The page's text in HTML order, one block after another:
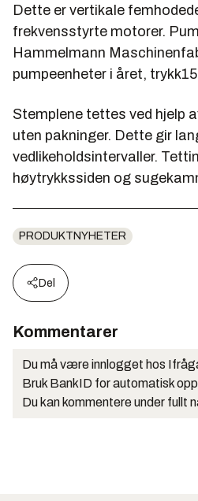
Dette er vertikale
frekvensstyrte motorer.
Hammelmann
pumpeenheter i året,
Stemplene tettes ved hjelp
uten pakninger. Dette gir
vedlikeholdsintervaller.
høytrykkssiden og
PRODUKTNYHETER
Del
Kommentarer
Du må være innlogget hos
Bruk BankID for automatisk
Du kan kommentere under fullt